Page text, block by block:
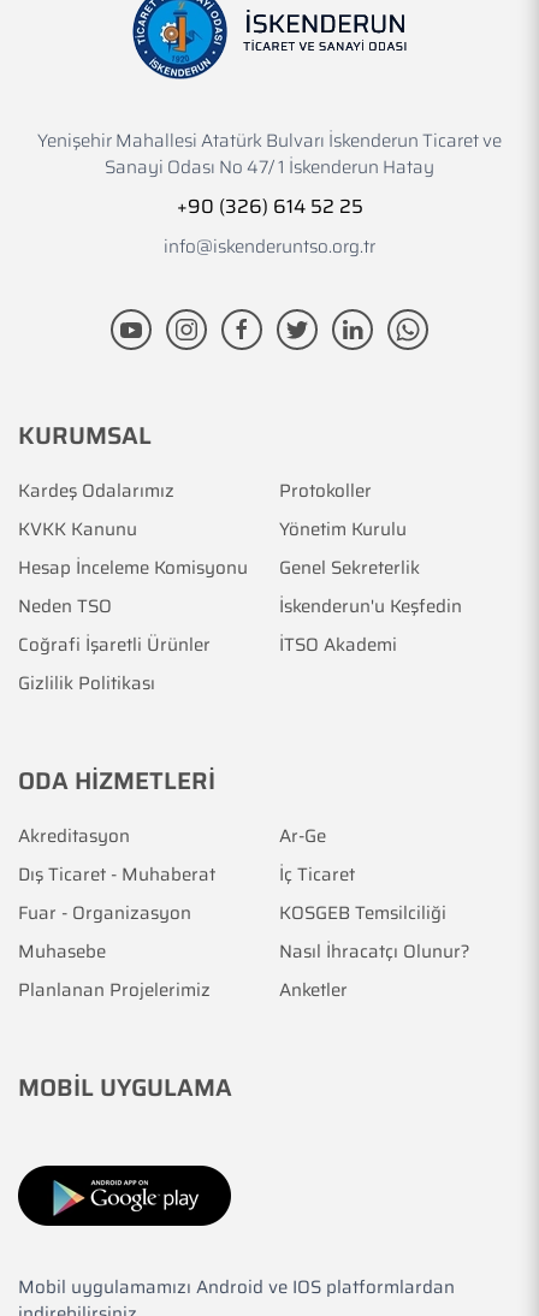
Yenişehir Mahallesi Atatürk Bulvarı İskenderun Ticaret ve
Sanayi Odası No 47/ 1 İskenderun Hatay
+90 (326) 614 52 25
info@iskenderuntso.org.tr
KURUMSAL
Kardeş Odalarımız
Protokoller
KVKK Kanunu
Yönetim Kurulu
Hesap İnceleme Komisyonu
Genel Sekreterlik
Neden TSO
İskenderun'u Keşfedin
Coğrafi İşaretli Ürünler
İTSO Akademi
Gizlilik Politikası
ODA HİZMETLERİ
Akreditasyon
Ar-Ge
Dış Ticaret - Muhaberat
İç Ticaret
Fuar - Organizasyon
KOSGEB Temsilciliği
Muhasebe
Nasıl İhracatçı Olunur?
Planlanan Projelerimiz
Anketler
MOBİL UYGULAMA
Mobil uygulamamızı Android ve IOS platformlardan